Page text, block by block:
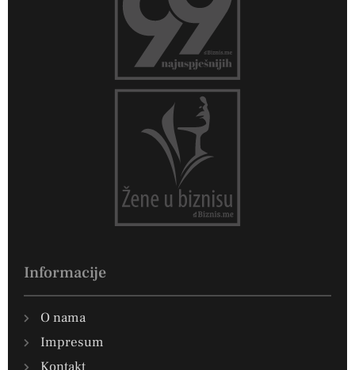
Informacije
O nama
Impresum